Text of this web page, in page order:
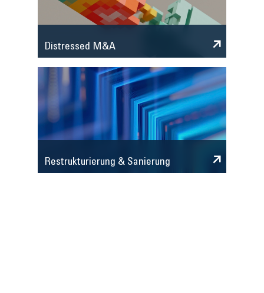
Distressed M&A
Restrukturierung & Sanierung